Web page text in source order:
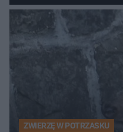
do sieci
ZWIERZĘ W POTRZASKU